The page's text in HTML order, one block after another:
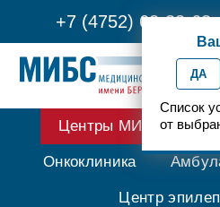
+7 (4752) 63-33-63
ДА
Список
от
Центры МИБС
Онкоклиника
Центр